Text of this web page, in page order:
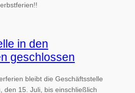
in den
geschlossen
bleibt die Geschäftsstelle
den 15. Juli, bis einschließlich